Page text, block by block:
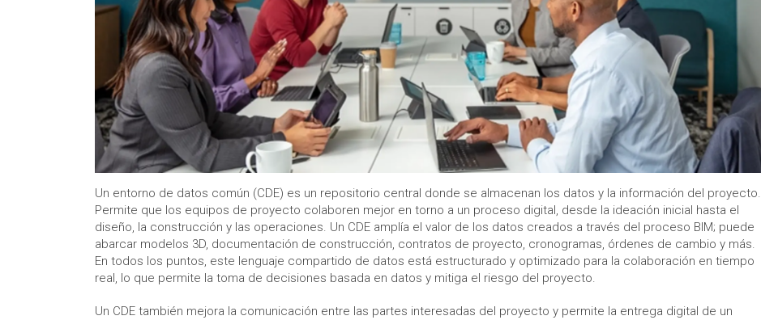
Un entorno de datos común (CDE) es un repositorio central donde se almacenan los datos y la información del proyecto.
Permite que los equipos de proyecto colaboren mejor en torno a un proceso digital, desde la ideación inicial hasta el
diseño, la construcción y las operaciones. Un CDE amplía el valor de los datos creados a través del proceso BIM; puede
abarcar modelos 3D, documentación de construcción, contratos de proyecto, cronogramas, órdenes de cambio y más.
En todos los puntos, este lenguaje compartido de datos está estructurado y optimizado para la colaboración en tiempo
real, lo que permite la toma de decisiones basada en datos y mitiga el riesgo del proyecto.
Un CDE también mejora la comunicación entre las partes interesadas del proyecto y permite la entrega digital de un